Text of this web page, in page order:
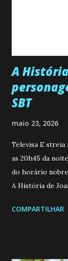
A
SBT
maio 23, 2026
Televisa E streia
as 20h45 da
do horário
A História de
de 25/05/26 a
COMPARTILHAR